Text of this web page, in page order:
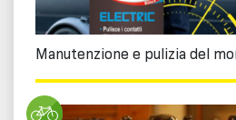
Manutenzione e pulizia del